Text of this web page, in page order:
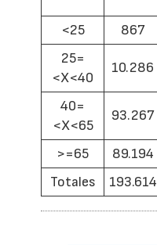
<25
867
25=
<X<40
10.286
40=
<X<65
93.267
>=65 89.194
Totales
193.614